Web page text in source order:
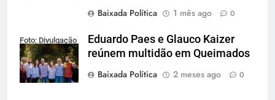
Baixada Política
1 mês ago 0
Foto: Divulgação
Eduardo Paes e Glauco Kaizer
reúnem multidão em Queimados
Baixada Política
2 meses ago 0